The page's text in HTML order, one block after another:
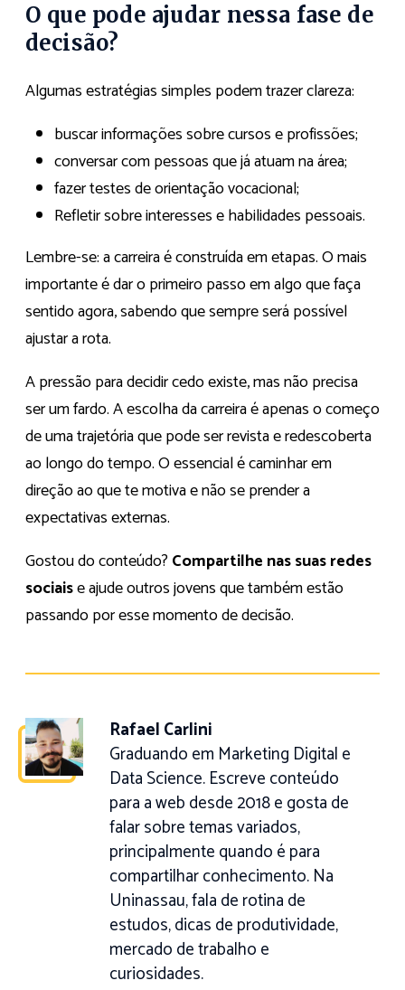
O que pode ajudar nessa fase de
decisão?
Algumas estratégias simples podem trazer clareza:
buscar informações sobre cursos e profissões;
conversar com pessoas que já atuam na área;
fazer testes de orientação vocacional;
Refletir sobre interesses e habilidades pessoais.
Lembre-se: a carreira é construída em etapas. O mais
importante é dar o primeiro passo em algo que faça
sentido agora, sabendo que sempre será possível
ajustar a rota.
A pressão para decidir cedo existe, mas não precisa
ser um fardo. A escolha da carreira é apenas o começo
de uma trajetória que pode ser revista e redescoberta
ao longo do tempo. O essencial é caminhar em
direção ao que te motiva e não se prender a
expectativas externas.
Gostou do conteúdo? Compartilhe nas suas redes
sociaise ajude outros jovens que também estão
passando por esse momento de decisão.
Rafael Carlini
Graduando em Marketing Digital e
Data Science. Escreve conteúdo
para a web desde 2018 e gosta de
falar sobre temas variados,
principalmente quando é para
compartilhar conhecimento. Na
Uninassau, fala de rotina de
estudos, dicas de produtividade,
mercado de trabalho e
curiosidades.